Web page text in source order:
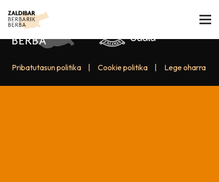
Pribatutasun politika Cookie politika Lege oharra